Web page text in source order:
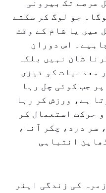
عرصے تک بیرونی
جو لوگ کر سکتے
میں یا شام کے وقت
اس دوران
شان نہیں بلکہ
معدنیات کو تیزی
جب کوئی چل رہا
ہے، ورزش کر رہا
حرکت استعمال کر
سر درد، چکر آنا،
انتباہی
کی زندگی ایئر